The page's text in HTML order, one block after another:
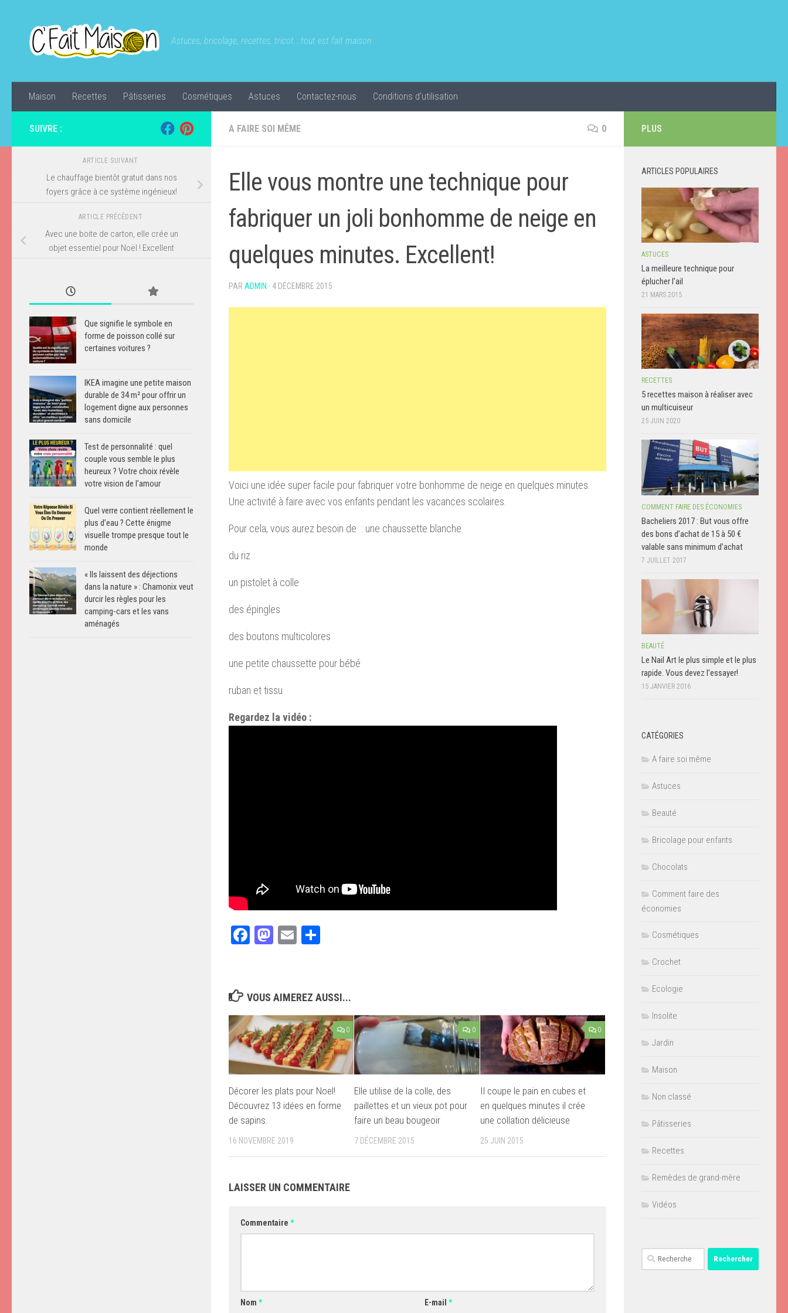
Astuces, bricolage, recettes, tricot...tout est fait maison
Maison Recettes Pâtisseries Cosmétiques Astuces Contactez-nous Conditions d’utilisation
A FAIRE SOI MÊME 0
Elle vous montre une technique pour
fabriquer un joli bonhomme de neige en
quelques minutes. Excellent!
PAR ADMIN · 4 DÉCEMBRE 2015
Voici une idée super facile pour fabriquer votre bonhomme de neige en quelques minutes.
Une activité à faire avec vos enfants pendant les vacances scolaires.
Pour cela, vous aurez besoin de : une chaussette blanche
du riz
un pistolet à colle
des épingles
des boutons multicolores
une petite chaussette pour bébé
ruban et tissu
Regardez la vidéo :
Facebook
Mastodon
Email
VOUS AIMEREZ AUSSI...
0
Décorer les plats pour Noel!
Découvrez 13 idées en forme
de sapins.
16 NOVEMBRE 2019
0
Elle utilise de la colle, des
paillettes et un vieux pot pour
faire un beau bougeoir
7 DÉCEMBRE 2015
0
Il coupe le pain en cubes et
en quelques minutes il crée
une collation délicieuse
25 JUIN 2015
LAISSER UN COMMENTAIRE
Commentaire *
Nom * E-mail*
SUIVRE :
ARTICLE SUIVANT
Le chauffage bientôt gratuit dans nos
foyers grâce à ce système ingénieux!
ARTICLE PRÉCÉDENT
Avec une boite de carton, elle crée un
objet essentiel pour Noël ! Excellent
Que signifie le symbole en
forme de poisson collé sur
certaines voitures ?
IKEA imagine une petite maison
durable de 34 m² pour offrir un
logement digne aux personnes
sans domicile
Test de personnalité : quel
couple vous semble le plus
heureux ? Votre choix révèle
votre vision de l’amour
Quel verre contient réellement le
plus d’eau ? Cette énigme
visuelle trompe presque tout le
monde
« Ils laissent des déjections
dans la nature » : Chamonix veut
durcir les règles pour les
camping-cars et les vans
aménagés
PLUS
ARTICLES POPULAIRES
ASTUCES
La meilleure technique pour
éplucher l’ail
21 MARS 2015
RECETTES
5 recettes maison à réaliser avec
un multicuiseur
25 JUIN 2020
COMMENT FAIRE DES ÉCONOMIES
Bacheliers 2017 : But vous offre
des bons d’achat de 15 à 50 €
valable sans minimum d’achat
7 JUILLET 2017
BEAUTÉ
Le Nail Art le plus simple et le plus
rapide. Vous devez l’essayer!
15 JANVIER 2016
CATÉGORIES
A faire soi même
Astuces
Beauté
Bricolage pour enfants
Chocolats
Comment faire des
économies
Cosmétiques
Crochet
Ecologie
Insolite
Jardin
Maison
Non classé
Pâtisseries
Recettes
Remèdes de grand-mère
Vidéos
Rechercher :